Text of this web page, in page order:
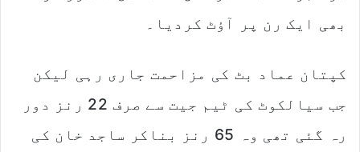
بھی ایک رن پر آؤٹ کردیا۔
کپتان عماد بٹ کی مزاحمت جاری رہی لیکن
جب سیالکوٹ کی ٹیم جیت سے صرف 22 رنز دور
رہ گئی تھی وہ 65 رنز بناکر ساجد خان کی